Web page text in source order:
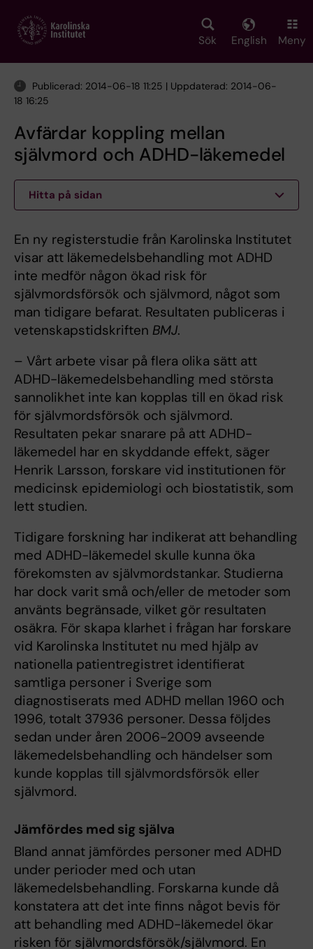
main
Sök English Meny
Publicerad: 2014-06-18 11:25 | Uppdaterad: 2014-06-
18 16:25
Avfärdar koppling mellan
självmord och ADHD-läkemedel
Hitta på sidan
En ny registerstudie från Karolinska Institutet
visar att läkemedelsbehandling mot ADHD
inte medför någon ökad risk för
självmordsförsök och självmord, något som
man tidigare befarat. Resultaten publiceras i
vetenskapstidskriften BMJ.
– Vårt arbete visar på flera olika sätt att
ADHD-läkemedelsbehandling med största
sannolikhet inte kan kopplas till en ökad risk
för självmordsförsök och självmord.
Resultaten pekar snarare på att ADHD-
läkemedel har en skyddande effekt, säger
Henrik Larsson, forskare vid institutionen för
medicinsk epidemiologi och biostatistik, som
lett studien.
Tidigare forskning har indikerat att behandling
med ADHD-läkemedel skulle kunna öka
förekomsten av självmordstankar. Studierna
har dock varit små och/eller de metoder som
använts begränsade, vilket gör resultaten
osäkra. För skapa klarhet i frågan har forskare
vid Karolinska Institutet nu med hjälp av
nationella patientregistret identifierat
samtliga personer i Sverige som
diagnostiserats med ADHD mellan 1960 och
1996, totalt 37936 personer. Dessa följdes
sedan under åren 2006-2009 avseende
läkemedelsbehandling och händelser som
kunde kopplas till självmordsförsök eller
självmord.
Jämfördes med sig själva
Bland annat jämfördes personer med ADHD
under perioder med och utan
läkemedelsbehandling. Forskarna kunde då
konstatera att det inte finns något bevis för
att behandling med ADHD-läkemedel ökar
risken för självmordsförsök/självmord. En